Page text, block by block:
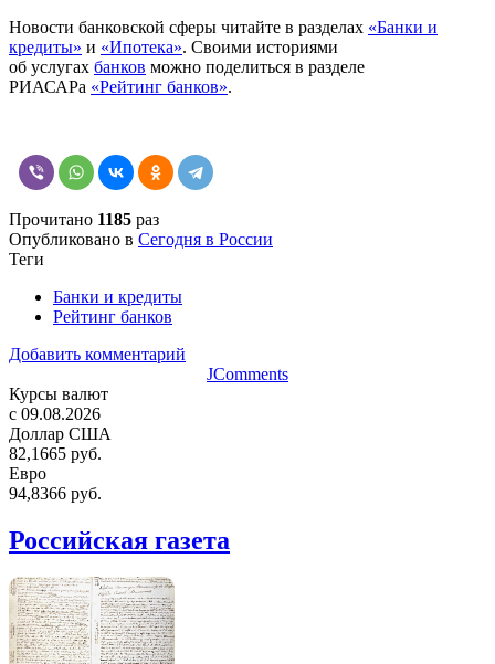
Новости банковской сферы читайте в разделах «Банки и
кредиты» и «Ипотека». Своими историями
об услугах банков можно поделиться в разделе
РИАСАРа «Рейтинг банков».
Прочитано 1185 раз
Опубликовано в Сегодня в России
Теги
Банки и кредиты
Рейтинг банков
Добавить комментарий
JComments
Курсы валют
c 09.08.2026
Доллар США
82,1665 руб.
Евро
94,8366 руб.
Российская газета